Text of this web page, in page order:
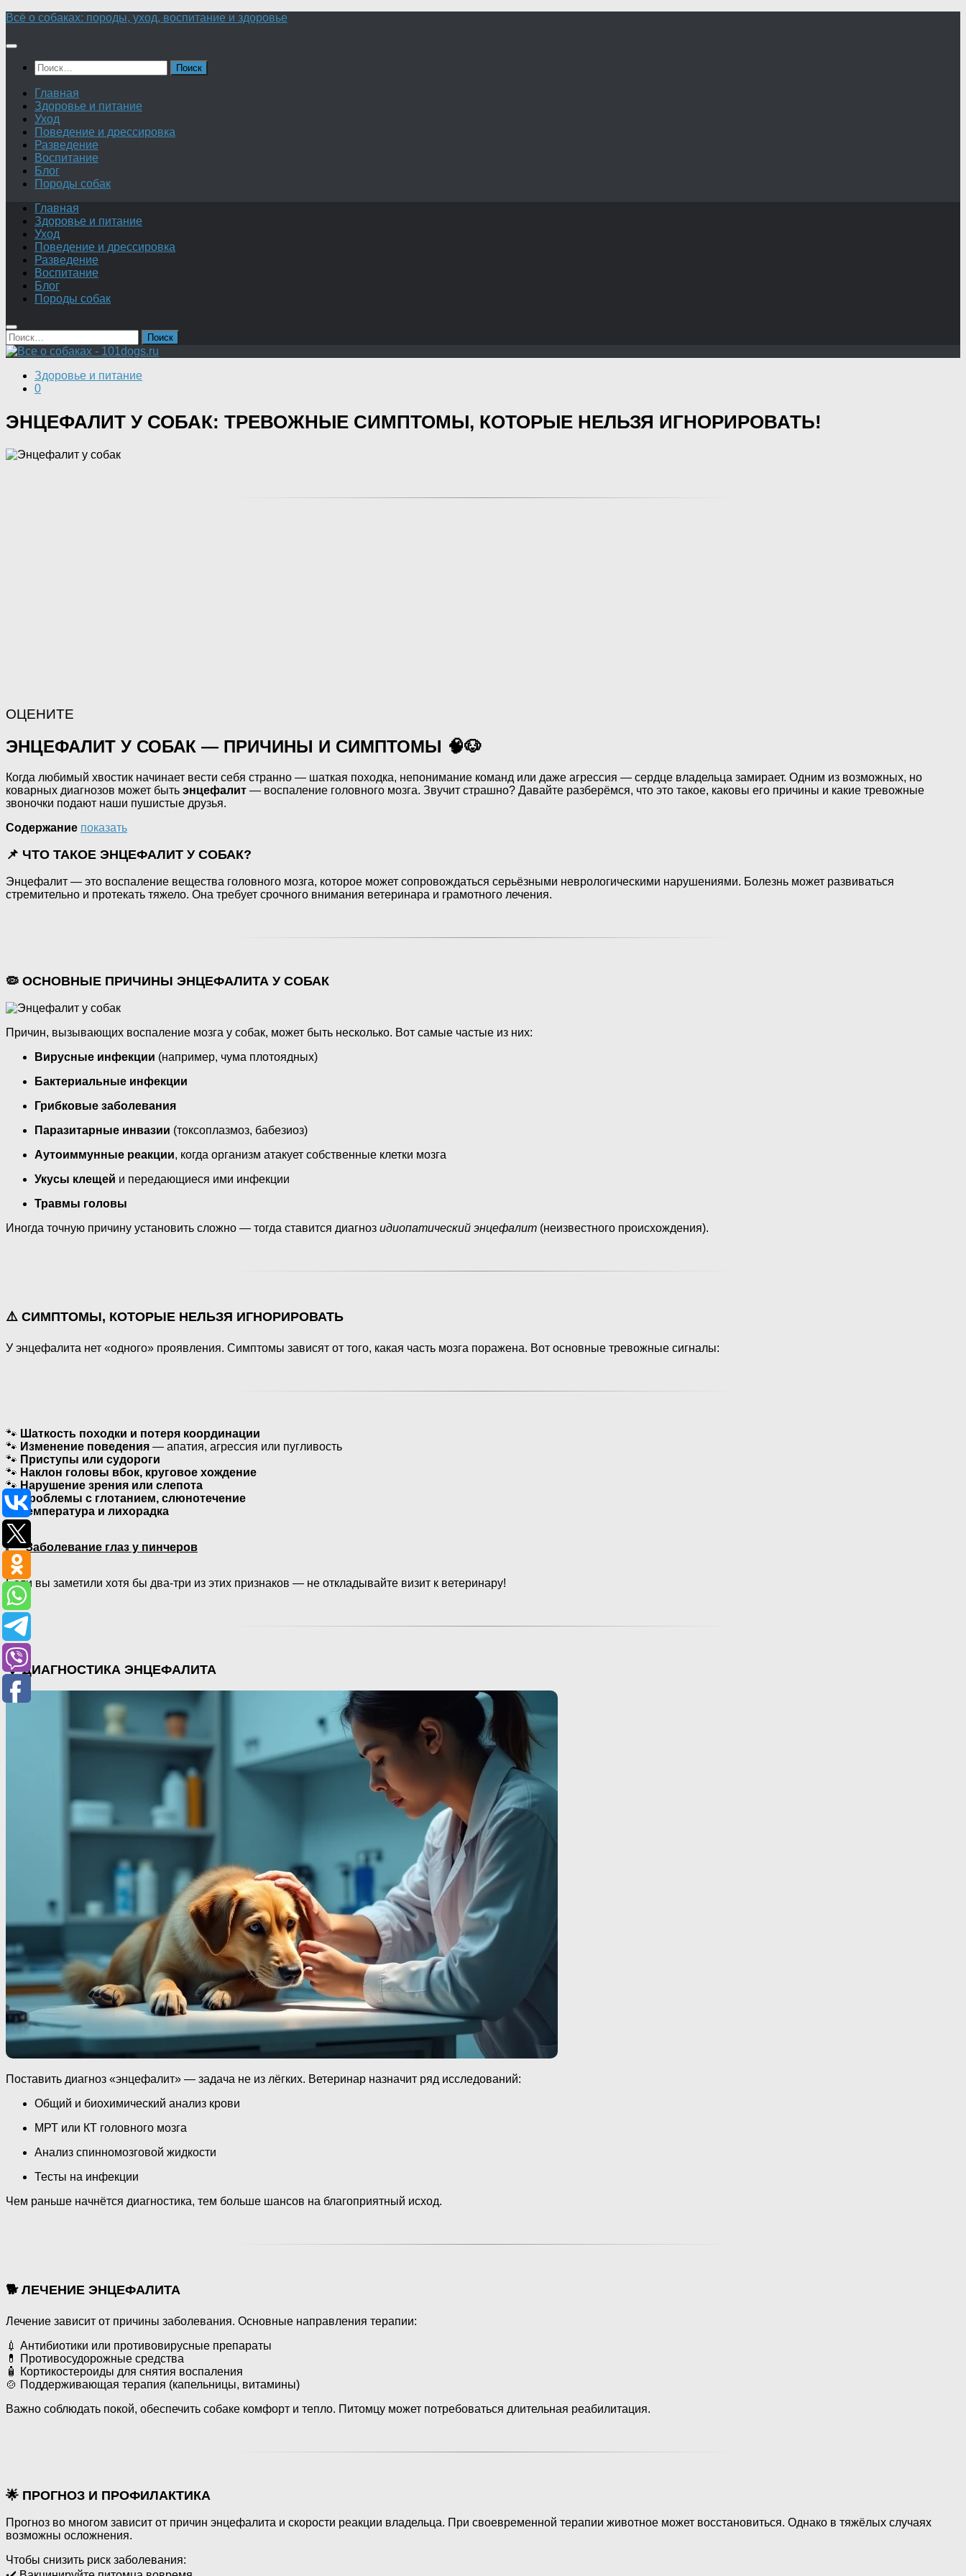
Перейти
содержимому
Всё о собаках: породы, уход, воспитание и здоровье
Найти:
Главная
Здоровье и питание
Уход
Поведение и дрессировка
Разведение
Воспитание
Блог
Породы собак
Главная
Здоровье и питание
Уход
Поведение и дрессировка
Разведение
Воспитание
Блог
Породы собак
Найти:
Здоровье и питание
0
ЭНЦЕФАЛИТ У СОБАК: ТРЕВОЖНЫЕ СИМПТОМЫ, КОТОРЫЕ НЕЛЬЗЯ ИГНОРИРОВАТЬ!
ОЦЕНИТЕ
ЭНЦЕФАЛИТ У СОБАК — ПРИЧИНЫ И СИМПТОМЫ 🧠🐶
Когда любимый хвостик начинает вести себя странно — шаткая походка, непонимание команд или даже агрессия — сердце владельца замирает. Одним из возможных, но
коварных диагнозов может быть энцефалит — воспаление головного мозга. Звучит страшно? Давайте разберёмся, что это такое, каковы его причины и какие тревожные
звоночки подают наши пушистые друзья.
Содержание показать
📌 ЧТО ТАКОЕ ЭНЦЕФАЛИТ У СОБАК?
Энцефалит — это воспаление вещества головного мозга, которое может сопровождаться серьёзными неврологическими нарушениями. Болезнь может развиваться
стремительно и протекать тяжело. Она требует срочного внимания ветеринара и грамотного лечения.
🦠 ОСНОВНЫЕ ПРИЧИНЫ ЭНЦЕФАЛИТА У СОБАК
Причин, вызывающих воспаление мозга у собак, может быть несколько. Вот самые частые из них:
Вирусные инфекции (например, чума плотоядных)
Бактериальные инфекции
Грибковые заболевания
Паразитарные инвазии (токсоплазмоз, бабезиоз)
Аутоиммунные реакции, когда организм атакует собственные клетки мозга
Укусы клещей и передающиеся ими инфекции
Травмы головы
Иногда точную причину установить сложно — тогда ставится диагноз идиопатический энцефалит (неизвестного происхождения).
⚠️ СИМПТОМЫ, КОТОРЫЕ НЕЛЬЗЯ ИГНОРИРОВАТЬ
У энцефалита нет «одного» проявления. Симптомы зависят от того, какая часть мозга поражена. Вот основные тревожные сигналы:
🐾 Шаткость походки и потеря координации
🐾 Изменение поведения — апатия, агрессия или пугливость
🐾 Приступы или судороги
🐾 Наклон головы вбок, круговое хождение
🐾 Нарушение зрения или слепота
🐾Проблемы с глотанием, слюнотечение
🐾 Температура и лихорадка
Заболевание глаз у пинчеров
Если вы заметили хотя бы два-три из этих признаков — не откладывайте визит к ветеринару!
💡 ДИАГНОСТИКА ЭНЦЕФАЛИТА
Поставить диагноз «энцефалит» — задача не из лёгких. Ветеринар назначит ряд исследований:
Общий и биохимический анализ крови
МРТ или КТ головного мозга
Анализ спинномозговой жидкости
Тесты на инфекции
Чем раньше начнётся диагностика, тем больше шансов на благоприятный исход.
🐕 ЛЕЧЕНИЕ ЭНЦЕФАЛИТА
Лечение зависит от причины заболевания. Основные направления терапии:
💉 Антибиотики или противовирусные препараты
💊 Противосудорожные средства
🧴 Кортикостероиды для снятия воспаления
🍲 Поддерживающая терапия (капельницы, витамины)
Важно соблюдать покой, обеспечить собаке комфорт и тепло. Питомцу может потребоваться длительная реабилитация.
🌟 ПРОГНОЗ И ПРОФИЛАКТИКА
Прогноз во многом зависит от причин энцефалита и скорости реакции владельца. При своевременной терапии животное может восстановиться. Однако в тяжёлых случаях
возможны осложнения.
Чтобы снизить риск заболевания: